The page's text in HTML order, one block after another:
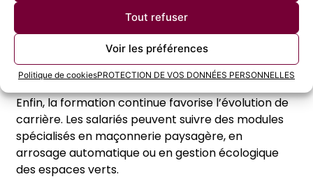
Tout refuser
Voir les préférences
Politique de cookiesPROTECTION DE VOS DONNÉES PERSONNELLES
Cependant, le diplôme ne constitue pas l’unique
voie d’accès. Un candidat motivé peut intégrer le
secteur par l’intérim ou comme aide paysagiste.
L’expérience professionnelle permet alors de
développer les compétences nécessaires.
Enfin, la formation continue favorise l’évolution de
carrière. Les salariés peuvent suivre des modules
spécialisés en maçonnerie paysagère, en
arrosage automatique ou en gestion écologique
des espaces verts.